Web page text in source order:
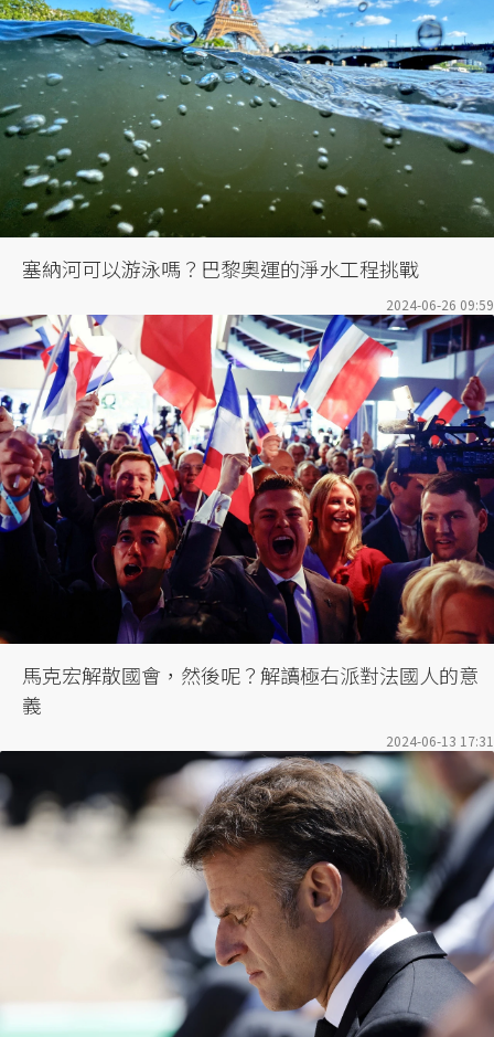
塞納河可以游泳嗎？巴黎奧運的淨水工程挑戰
2024-06-26 09:59
馬克宏解散國會，然後呢？解讀極右派對法國人的意
義
2024-06-13 17:31